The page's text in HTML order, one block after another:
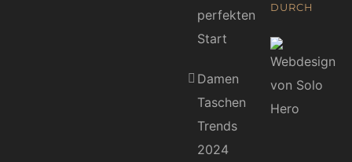
perfekten
Start
Damen
Taschen
Trends
2024
DURCH